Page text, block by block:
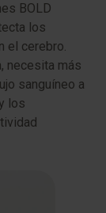
BOLD
los
el cerebro.
necesita más
sanguíneo a
los